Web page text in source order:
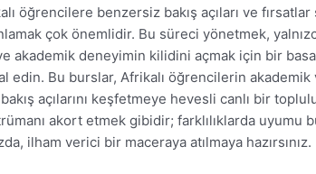
öğrencilere benzersiz bakış açıları ve
çok önemlidir. Bu süreci yönetmek,
akademik deneyimin kilidini açmak için bir
edin. Bu burslar, Afrikalı öğrencilerin
açılarını keşfetmeye hevesli canlı bir
akort etmek gibidir; farklılıklarda uyumu
ilham verici bir maceraya atılmaya hazırsınız.